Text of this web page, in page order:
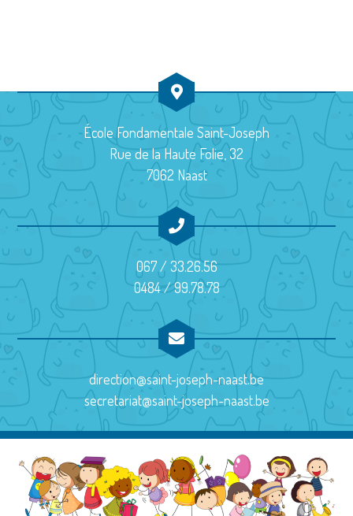
a
i
o
n
É
v
è
e
m
e
n
t
École Fondamentale Saint-Joseph
Rue de la Haute Folie, 32
7062 Naast
067 / 33.26.56
0484 / 99.78.78
direction@saint-joseph-naast.be
secretariat@saint-joseph-naast.be